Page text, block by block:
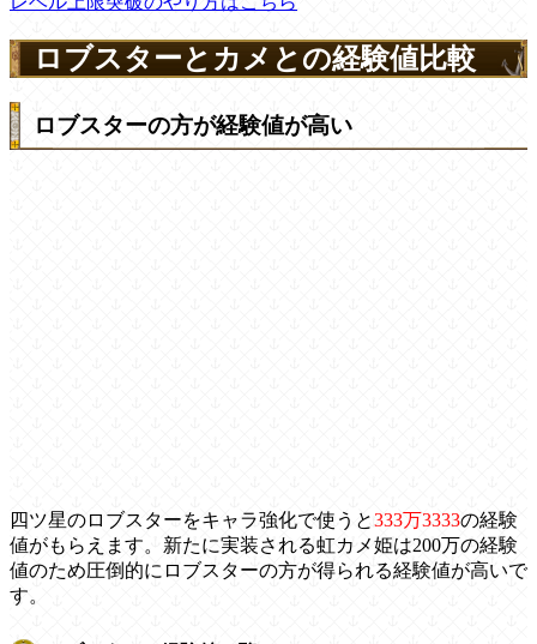
ロブスターとカメとの経験値比較
ロブスターの方が経験値が高い
四ツ星のロブスターをキャラ強化で使うと333万3333の経験
値がもらえます。新たに実装される虹カメ姫は200万の経験
値のため圧倒的にロブスターの方が得られる経験値が高いで
す。